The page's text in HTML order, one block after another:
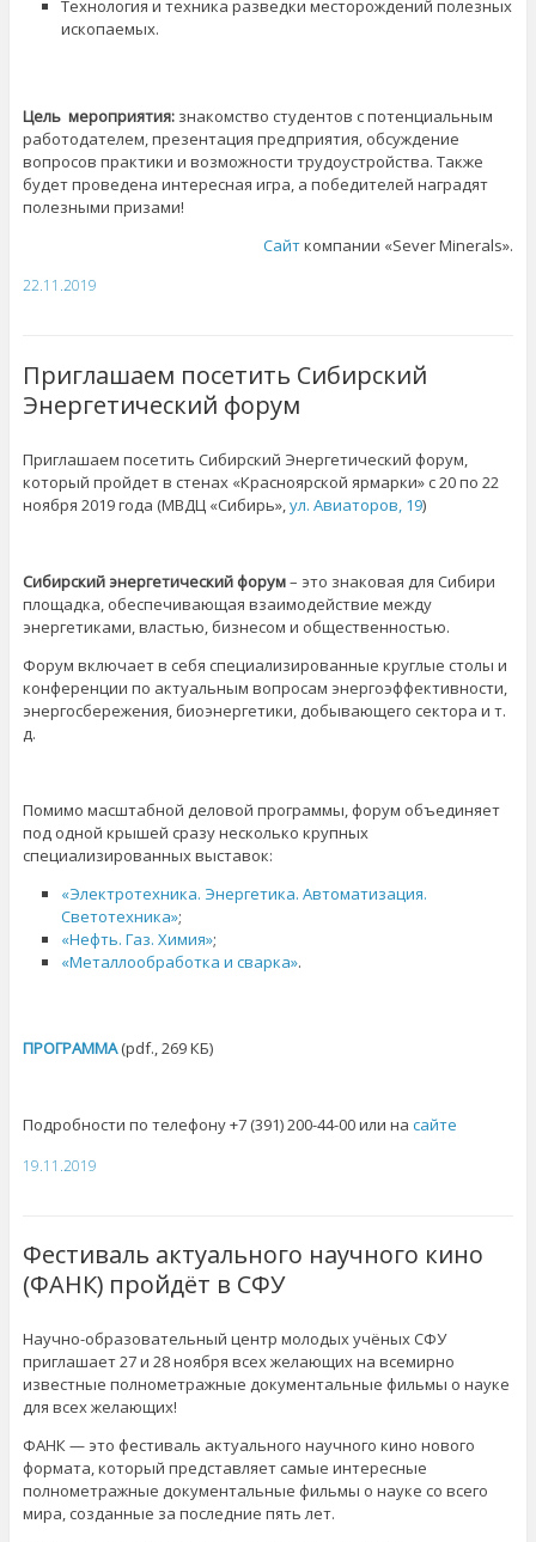
Технология и техника разведки месторождений полезных
ископаемых.
Цель мероприятия:знакомство студентов с потенциальным
работодателем, презентация предприятия, обсуждение
вопросов практики и возможности трудоустройства. Также
будет проведена интересная игра, а победителей наградят
полезными призами!
Сайткомпании «Sever Minerals».
22.11.2019
Приглашаем посетить Сибирский
Энергетический форум
Приглашаем посетить Сибирский Энергетический форум,
который пройдет в стенах «Красноярской ярмарки» с 20 по 22
ноября 2019 года (МВДЦ «Сибирь»,ул. Авиаторов, 19)
Сибирский энергетический форум– это знаковая для Сибири
площадка, обеспечивающая взаимодействие между
энергетиками, властью, бизнесом и общественностью.
Форум включает в себя специализированные круглые столы и
конференции по актуальным вопросам энергоэффективности,
энергосбережения, биоэнергетики, добывающего сектора и т.
д.
Помимо масштабной деловой программы, форум объединяет
под одной крышей сразу несколько крупных
специализированных выставок:
«Электротехника. Энергетика. Автоматизация.
Светотехника»;
«Нефть. Газ. Химия»;
«Металлообработка и сварка».
ПРОГРАММА (pdf., 269 КБ)
Подробности по телефону+7 (391) 200-44-00 или на сайте
19.11.2019
Фестиваль актуального научного кино
(ФАНК) пройдёт в СФУ
Научно-образовательный центр молодых учёных СФУ
приглашает 27 и 28 ноября всех желающих на всемирно
известные полнометражные документальные фильмы о науке
для всех желающих!
ФАНК — это фестиваль актуального научного кино нового
формата, который представляет самые интересные
полнометражные документальные фильмы о науке со всего
мира, созданные за последние пять лет.